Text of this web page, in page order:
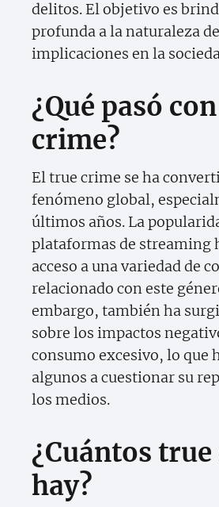
delitos. El objetivo es
profunda a la naturaleza
implicaciones en la
¿Qué pasó
crime?
El true crime se ha
fenómeno global,
últimos años. La
plataformas de streaming
acceso a una variedad de
relacionado con este
embargo, también ha
sobre los impactos
consumo excesivo, lo que
algunos a cuestionar su
los medios.
¿Cuántos
hay?